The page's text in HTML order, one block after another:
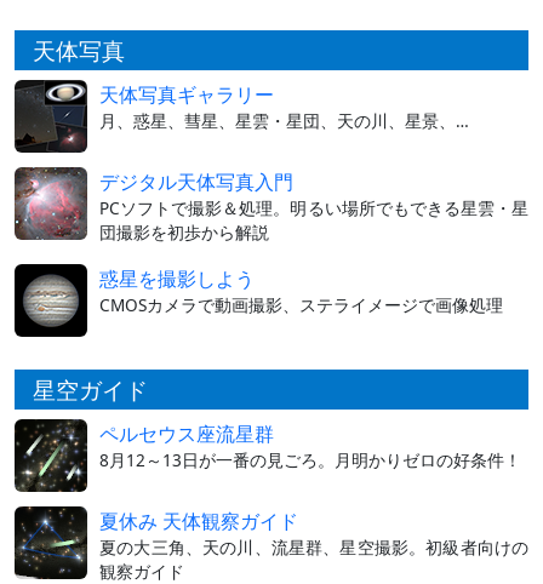
天体写真
天体写真ギャラリー
月、惑星、彗星、星雲・星団、天の川、星景、…
デジタル天体写真入門
PCソフトで撮影＆処理。明るい場所でもできる星雲・星
団撮影を初歩から解説
惑星を撮影しよう
CMOSカメラで動画撮影、ステライメージで画像処理
星空ガイド
ペルセウス座流星群
8月12～13日が一番の見ごろ。月明かりゼロの好条件！
夏休み 天体観察ガイド
夏の大三角、天の川、流星群、星空撮影。初級者向けの
観察ガイド